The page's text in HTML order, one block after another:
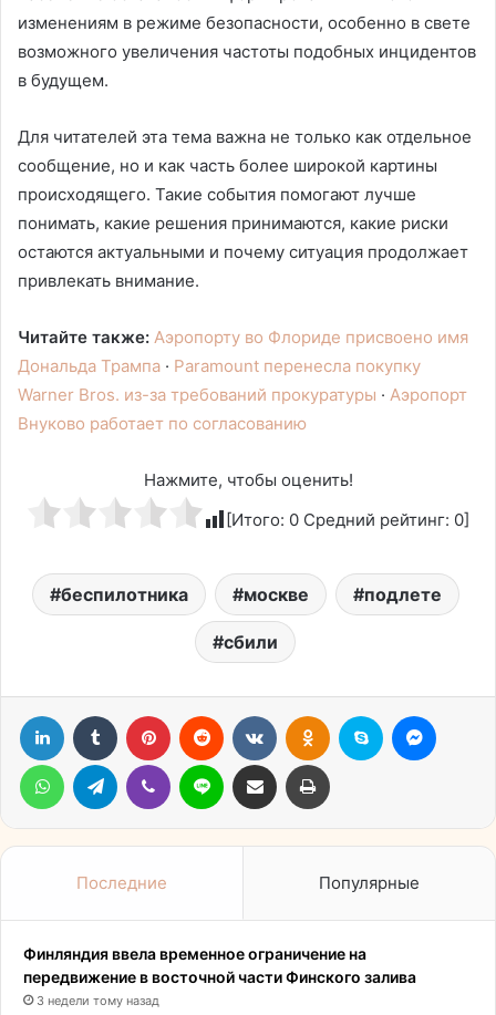
изменениям в режиме безопасности, особенно в свете
возможного увеличения частоты подобных инцидентов
в будущем.
Для читателей эта тема важна не только как отдельное
сообщение, но и как часть более широкой картины
происходящего. Такие события помогают лучше
понимать, какие решения принимаются, какие риски
остаются актуальными и почему ситуация продолжает
привлекать внимание.
Читайте также: Аэропорту во Флориде присвоено имя
Дональда Трампа · Paramount перенесла покупку
Warner Bros. из-за требований прокуратуры · Аэропорт
Внуково работает по согласованию
Нажмите, чтобы оценить!
[Итого: 0 Средний рейтинг: 0]
беспилотника москве подлете
сбили
LinkedIn Tumblr Pinterest Reddit ВконтактеОдноклассники
Skype
WhatsAppTelegram Viber Line Поделиться через электронную почту Печатать
Последние Популярные
Финляндия ввела временное ограничение на
передвижение в восточной части Финского залива
3 недели тому назад